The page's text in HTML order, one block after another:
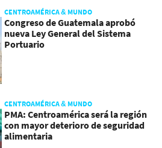
CENTROAMÉRICA & MUNDO
Congreso de Guatemala aprobó
nueva Ley General del Sistema
Portuario
CENTROAMÉRICA & MUNDO
PMA: Centroamérica será la región
con mayor deterioro de seguridad
alimentaria